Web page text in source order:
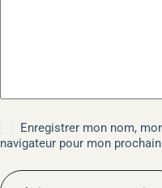
Enregistrer mon nom,
navigateur pour mon